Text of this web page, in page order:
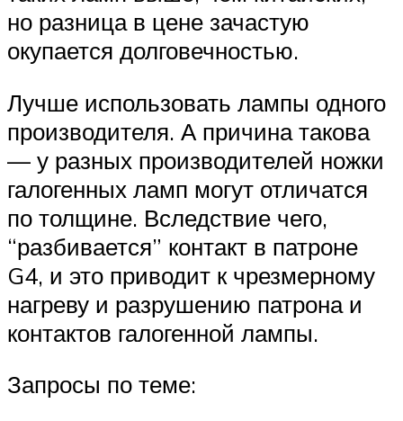
но разница в цене зачастую
окупается долговечностью.
Лучше использовать лампы одного
производителя. А причина такова
— у разных производителей ножки
галогенных ламп могут отличатся
по толщине. Вследствие чего,
“разбивается” контакт в патроне
G4, и это приводит к чрезмерному
нагреву и разрушению патрона и
контактов галогенной лампы.
Запросы по теме: